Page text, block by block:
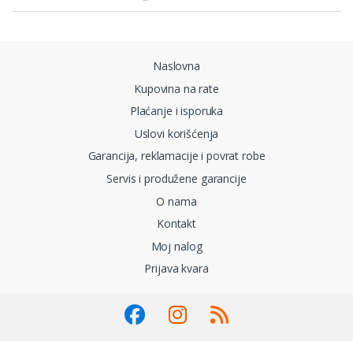
Naslovna
Kupovina na rate
Plaćanje i isporuka
Uslovi korišćenja
Garancija, reklamacije i povrat robe
Servis i produžene garancije
O nama
Kontakt
Moj nalog
Prijava kvara